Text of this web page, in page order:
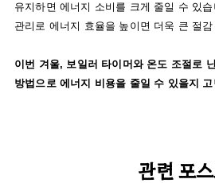
유지하면 에너지 소비를 크게 줄일 수 있
관리로 에너지 효율을 높이면 더욱 큰 절
이번 겨울, 보일러 타이머와 온도 조절로
방법으로 에너지 비용을 줄일 수 있을지
관련 포